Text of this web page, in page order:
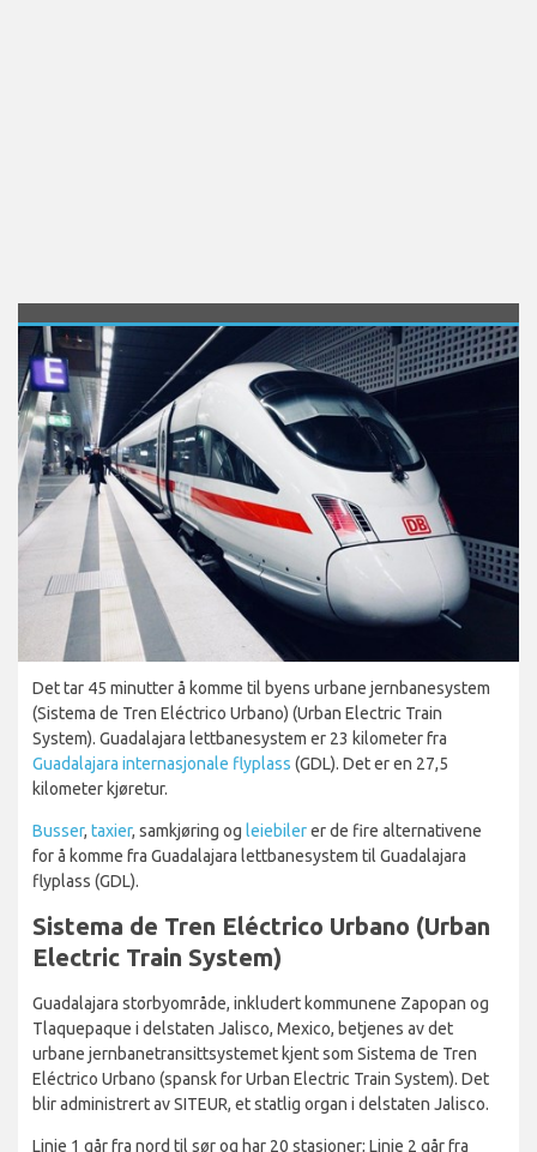
Det tar 45 minutter å komme til byens urbane jernbanesystem
(Sistema de Tren Eléctrico Urbano) (Urban Electric Train
System). Guadalajara lettbanesystem er 23 kilometer fra
Guadalajara internasjonale flyplass (GDL). Det er en 27,5
kilometer kjøretur.
Busser, taxier, samkjøring og leiebilerer de fire alternativene
for å komme fra Guadalajara lettbanesystem til Guadalajara
flyplass (GDL).
Sistema de Tren Eléctrico Urbano (Urban
Electric Train System)
Guadalajara storbyområde, inkludert kommunene Zapopan og
Tlaquepaque i delstaten Jalisco, Mexico, betjenes av det
urbane jernbanetransittsystemet kjent som Sistema de Tren
Eléctrico Urbano (spansk for Urban Electric Train System). Det
blir administrert av SITEUR, et statlig organ i delstaten Jalisco.
Linje 1 går fra nord til sør og har 20 stasjoner; Linje 2 går fra